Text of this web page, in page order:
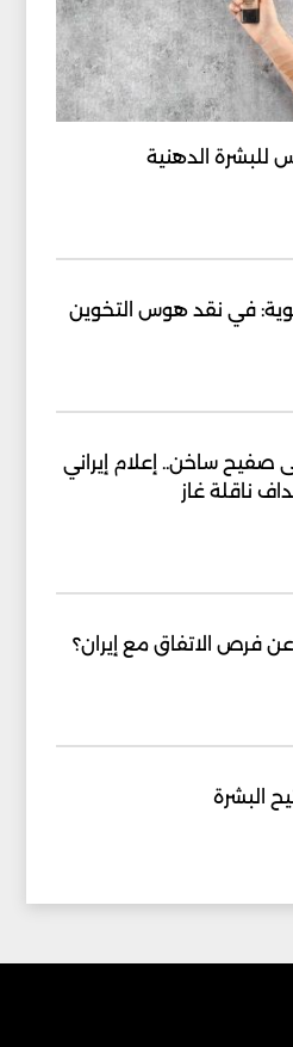
للبشرة الدهنية
في نقد هوس التخوين
ساخن.. إعلام إيراني
ناقلة غاز
فرص الاتفاق مع إيران؟
البشرة